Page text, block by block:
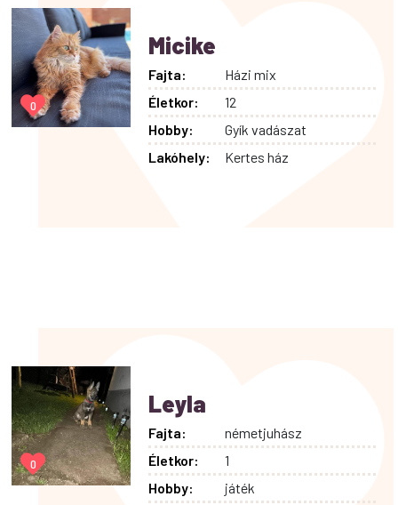
0
Micike
Fajta:
Házi mix
Életkor:
12
Hobby:
Gyík vadászat
Lakóhely:
Kertes ház
0
Leyla
Fajta:
németjuhász
Életkor:
1
Hobby:
játék